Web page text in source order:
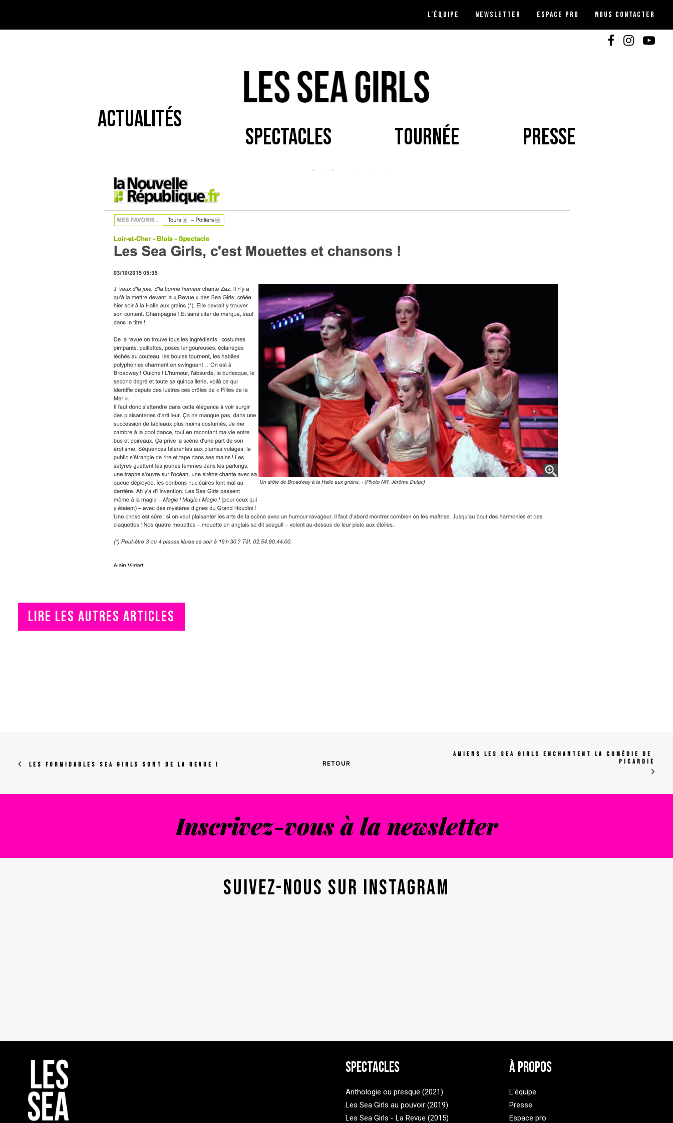
L’ÉQUIPE NEWSLETTER ESPACE PRO NOUS CONTACTER
ACTUALITÉS
SPECTACLES TOURNÉE PRESSE
LIRE LES AUTRES ARTICLES
LES FORMIDABLES SEA GIRLS SONT DE LA REVUE ! RETOUR
AMIENS LES SEA GIRLS ENCHANTENT LA COMÉDIE DE
PICARDIE
Inscrivez-vous à la newsletter
Suivez-nous sur instagram
Spectacles
Anthologie ou presque (2021)
Les Sea Girls au pouvoir (2019)
Les Sea Girls - La Revue (2015)
À Propos
L'équipe
Presse
Espace pro